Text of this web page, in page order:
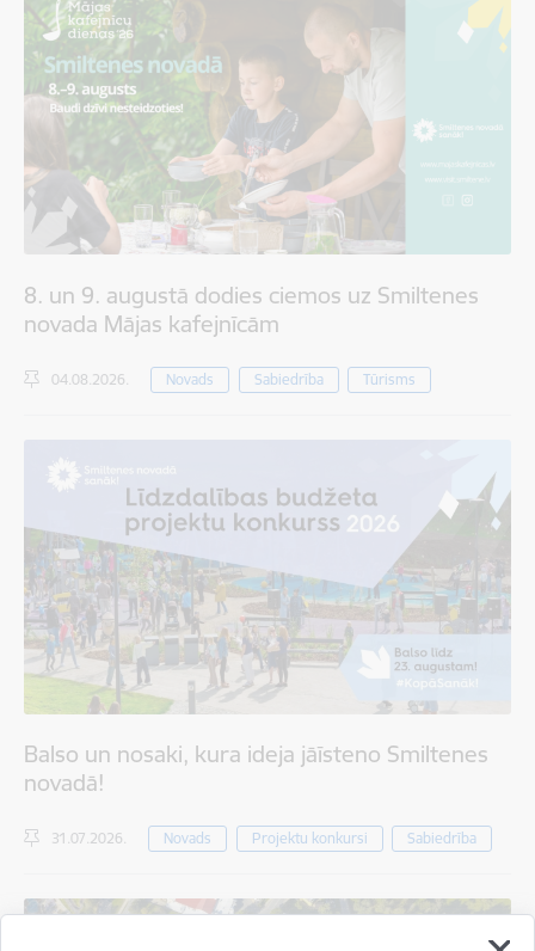
8. un 9. augustā dodies ciemos uz Smiltenes
novada Mājas kafejnīcām
04.08.2026. Novads Sabiedrība Tūrisms
Balso un nosaki, kura ideja jāīsteno Smiltenes
novadā!
31.07.2026. Novads Projektu konkursi Sabiedrība